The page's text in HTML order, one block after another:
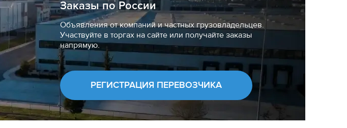
Заказы по России
Объявления от компаний и частных грузовладельцев.
Участвуйте в торгах на сайте или получайте заказы
напрямую.
РЕГИСТРАЦИЯ ПЕРЕВОЗЧИКА